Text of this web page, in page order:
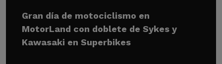
Gran día de motociclismo en
MotorLand con doblete de Sykes y
Kawasaki en Superbikes